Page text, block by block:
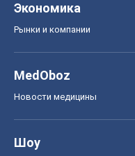
Экономика
Рынки и компании
MedOboz
Новости медицины
Шоу